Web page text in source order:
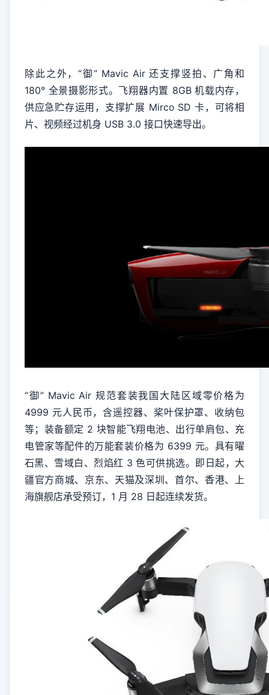
除此之外，“御” Mavic Air 还支撑竖拍、广角和
180° 全景摄影形式。飞翔器内置 8GB 机载内存，
供应急贮存运用，支撑扩展 Mirco SD 卡，可将相
片、视频经过机身 USB 3.0 接口快速导出。
“御” Mavic Air 规范套装我国大陆区域零价格为
4999 元人民币，含遥控器、桨叶保护罩、收纳包
等；装备额定 2 块智能飞翔电池、出行单肩包、充
电管家等配件的万能套装价格为 6399 元。具有曜
石黑、雪域白、烈焰红 3 色可供挑选。即日起，大
疆官方商城、京东、天猫及深圳、首尔、香港、上
海旗舰店承受预订，1 月 28 日起连续发货。